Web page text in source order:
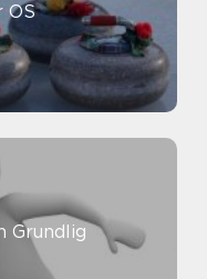
OS
Grundlig